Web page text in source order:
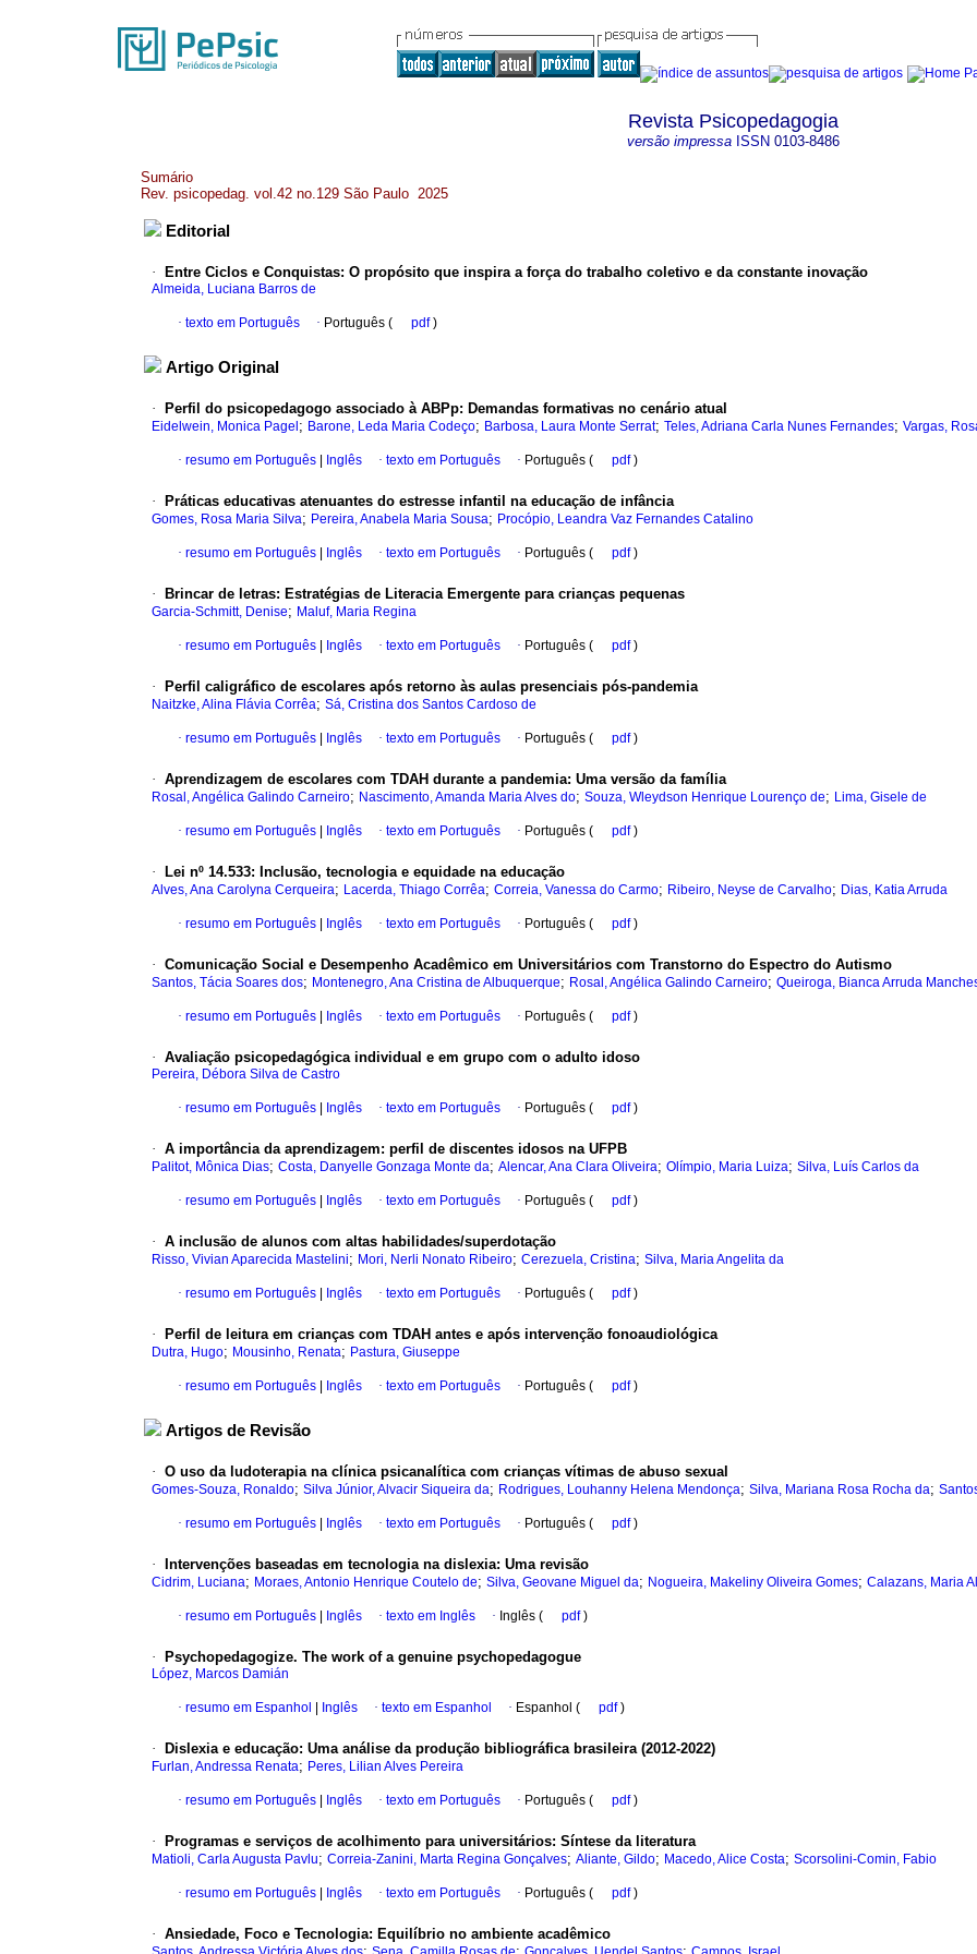
Revista Psicopedagogia
versão impressaISSN 0103-8486
Sumário
Rev. psicopedag. vol.42 no.129 São Paulo 2025
Editorial
· Entre Ciclos e Conquistas: O propósito que inspira a força do trabalho coletivo e da constante inovação
Almeida, Luciana Barros de
· texto em Português · Português ( pdf)
Artigo Original
· Perfil do psicopedagogo associado à ABPp: Demandas formativas no cenário atual
Eidelwein, Monica Pagel ; Barone, Leda Maria Codeço; Barbosa, Laura Monte Serrat; Teles, Adriana Carla Nunes Fernandes; Vargas,
· resumo em Português Inglês · texto em Português · Português ( pdf)
· Práticas educativas atenuantes do estresse infantil na educação de infância
Gomes, Rosa Maria Silva; Pereira, Anabela Maria Sousa; Procópio, Leandra Vaz Fernandes Catalino
· resumo em Português Inglês · texto em Português · Português ( pdf)
· Brincar de letras: Estratégias de Literacia Emergente para crianças pequenas
Garcia-Schmitt, Denise; Maluf, Maria Regina
· resumo em Português Inglês · texto em Português · Português ( pdf)
· Perfil caligráfico de escolares após retorno às aulas presenciais pós-pandemia
Naitzke, Alina Flávia Corrêa; Sá, Cristina dos Santos Cardoso de
· resumo em Português Inglês · texto em Português · Português ( pdf)
· Aprendizagem de escolares com TDAH durante a pandemia: Uma versão da família
Rosal, Angélica Galindo Carneiro; Nascimento, Amanda Maria Alves do; Souza, Wleydson Henrique Lourenço de; Lima, Gisele de
· resumo em Português Inglês · texto em Português · Português ( pdf)
· Lei nº 14.533: Inclusão, tecnologia e equidade na educação
Alves, Ana Carolyna Cerqueira; Lacerda, Thiago Corrêa; Correia, Vanessa do Carmo; Ribeiro, Neyse de Carvalho; Dias, Katia Arruda
· resumo em Português Inglês · texto em Português · Português ( pdf)
· Comunicação Social e Desempenho Acadêmico em Universitários com Transtorno do Espectro do Autismo
Santos, Tácia Soares dos; Montenegro, Ana Cristina de Albuquerque; Rosal, Angélica Galindo Carneiro; Queiroga, Bianca Arruda
· resumo em Português Inglês · texto em Português · Português ( pdf)
· Avaliação psicopedagógica individual e em grupo com o adulto idoso
Pereira, Débora Silva de Castro
· resumo em Português Inglês · texto em Português · Português ( pdf)
· A importância da aprendizagem: perfil de discentes idosos na UFPB
Palitot, Mônica Dias; Costa, Danyelle Gonzaga Monte da; Alencar, Ana Clara Oliveira; Olímpio, Maria Luiza; Silva, Luís Carlos da
· resumo em Português Inglês · texto em Português · Português ( pdf)
· A inclusão de alunos com altas habilidades/superdotação
Risso, Vivian Aparecida Mastelini; Mori, Nerli Nonato Ribeiro; Cerezuela, Cristina; Silva, Maria Angelita da
· resumo em Português Inglês · texto em Português · Português ( pdf)
· Perfil de leitura em crianças com TDAH antes e após intervenção fonoaudiológica
Dutra, Hugo; Mousinho, Renata; Pastura, Giuseppe
· resumo em Português Inglês · texto em Português · Português ( pdf)
Artigos de Revisão
· O uso da ludoterapia na clínica psicanalítica com crianças vítimas de abuso sexual
Gomes-Souza, Ronaldo; Silva Júnior, Alvacir Siqueira da; Rodrigues, Louhanny Helena Mendonça; Silva, Mariana Rosa Rocha da;
· resumo em Português Inglês · texto em Português · Português ( pdf)
· Intervenções baseadas em tecnologia na dislexia: Uma revisão
Cidrim, Luciana; Moraes, Antonio Henrique Coutelo de; Silva, Geovane Miguel da; Nogueira, Makeliny Oliveira Gomes; Calazans, Maria
· resumo em Português Inglês · texto em Inglês · Inglês ( pdf)
· Psychopedagogize. The work of a genuine psychopedagogue
López, Marcos Damián
· resumo em Espanhol Inglês · texto em Espanhol · Espanhol ( pdf)
· Dislexia e educação: Uma análise da produção bibliográfica brasileira (2012-2022)
Furlan, Andressa Renata; Peres, Lilian Alves Pereira
· resumo em Português Inglês · texto em Português · Português ( pdf)
· Programas e serviços de acolhimento para universitários: Síntese da literatura
Matioli, Carla Augusta Pavlu; Correia-Zanini, Marta Regina Gonçalves; Aliante, Gildo; Macedo, Alice Costa; Scorsolini-Comin, Fabio
· resumo em Português Inglês · texto em Português · Português ( pdf)
· Ansiedade, Foco e Tecnologia: Equilíbrio no ambiente acadêmico